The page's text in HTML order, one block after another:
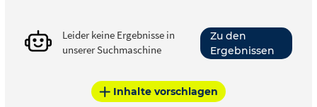
Leider keine Ergebnisse in
unserer Suchmaschine
Zu den
Ergebnissen
Inhalte vorschlagen